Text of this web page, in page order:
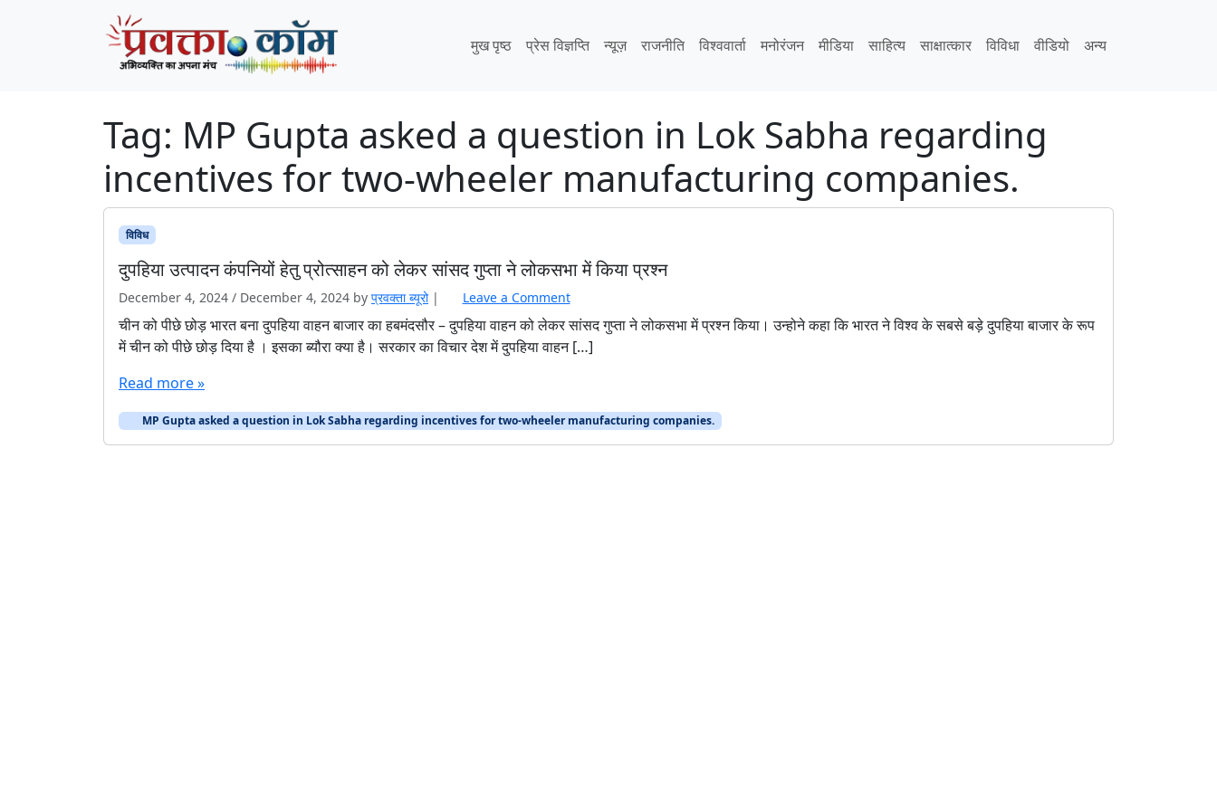
मुख पृष्ठ
प्रेस विज्ञप्ति न्यूज़ राजनीति विश्ववार्ता मनोरंजन मीडिया साहित्य साक्षात्कार विविधा वीडियो अन्य
Tag: MP Gupta asked a question in Lok Sabha regarding
incentives for two-wheeler manufacturing companies.
विविध
दुपहिया उत्पादन कंपनियों हेतु प्रोत्साहन को लेकर सांसद गुप्ता ने लोकसभा में किया प्रश्न
December 4, 2024 / December 4, 2024 by प्रवक्‍ता ब्यूरो | Leave a Comment
चीन को पीछे छोड़ भारत बना दुपहिया वाहन बाजार का हबमंदसौर – दुपहिया वाहन को लेकर सांसद गुप्ता ने लोकसभा में प्रश्न किया। उन्होने कहा कि भारत ने विश्व के सबसे बड़े दुपहिया बाजार के रूप
में चीन को पीछे छोड़ दिया है । इसका ब्यौरा क्या है। सरकार का विचार देश में दुपहिया वाहन […]
Read more »
MP Gupta asked a question in Lok Sabha regarding incentives for two-wheeler manufacturing companies.